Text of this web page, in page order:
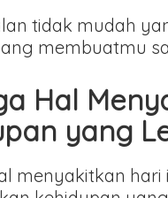
tidak mudah
membuatmu
Hal
yang
menyakitkan